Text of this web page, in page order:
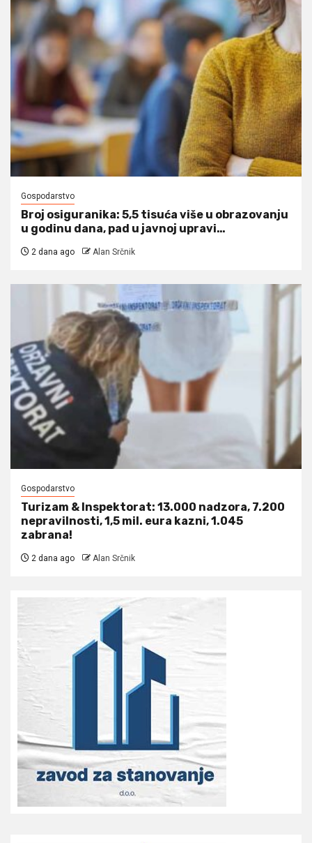
Gospodarstvo
Broj osiguranika: 5,5 tisuća više u obrazovanju
u godinu dana, pad u javnoj upravi…
2 dana ago Alan Srčnik
Gospodarstvo
Turizam & Inspektorat: 13.000 nadzora, 7.200
nepravilnosti, 1,5 mil. eura kazni, 1.045
zabrana!
2 dana ago Alan Srčnik